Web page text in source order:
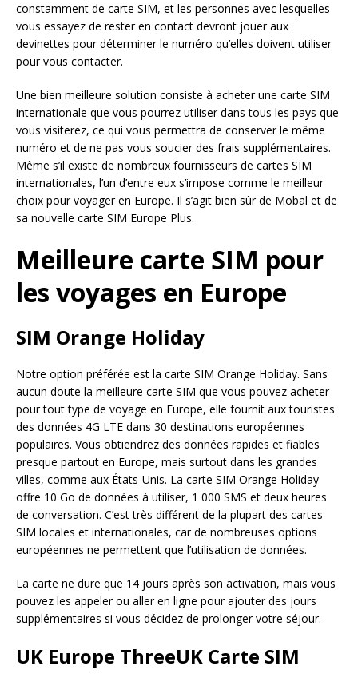
constamment de carte SIM, et les personnes avec lesquelles
vous essayez de rester en contact devront jouer aux
devinettes pour déterminer le numéro qu’elles doivent utiliser
pour vous contacter.
Une bien meilleure solution consiste à acheter une carte SIM
internationale que vous pourrez utiliser dans tous les pays que
vous visiterez, ce qui vous permettra de conserver le même
numéro et de ne pas vous soucier des frais supplémentaires.
Même s’il existe de nombreux fournisseurs de cartes SIM
internationales, l’un d’entre eux s’impose comme le meilleur
choix pour voyager en Europe. Il s’agit bien sûr de Mobal et de
sa nouvelle carte SIM Europe Plus.
Meilleure carte SIM pour
les voyages en Europe
SIM Orange Holiday
Notre option préférée est la carte SIM Orange Holiday. Sans
aucun doute la meilleure carte SIM que vous pouvez acheter
pour tout type de voyage en Europe, elle fournit aux touristes
des données 4G LTE dans 30 destinations européennes
populaires. Vous obtiendrez des données rapides et fiables
presque partout en Europe, mais surtout dans les grandes
villes, comme aux États-Unis. La carte SIM Orange Holiday
offre 10 Go de données à utiliser, 1 000 SMS et deux heures
de conversation. C’est très différent de la plupart des cartes
SIM locales et internationales, car de nombreuses options
européennes ne permettent que l’utilisation de données.
La carte ne dure que 14 jours après son activation, mais vous
pouvez les appeler ou aller en ligne pour ajouter des jours
supplémentaires si vous décidez de prolonger votre séjour.
UK Europe ThreeUK Carte SIM